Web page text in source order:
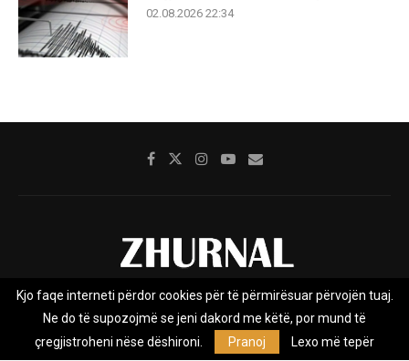
02.08.2026 22:34
Rreth nesh Impresumi Marketing
Privacy Policy
Kjo faqe interneti përdor cookies për të përmirësuar përvojën tuaj.
Ne do të supozojmë se jeni dakord me këtë, por mund të
çregjistroheni nëse dëshironi.
Pranoj Lexo më tepër